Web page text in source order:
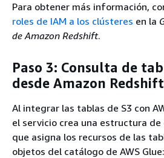
Para obtener más información,
roles de IAM a los clústeres en la
de Amazon Redshift.
Paso 3: Consulta de
desde Amazon Redshift
Al integrar las tablas de S3 con
el servicio crea una estructura
que asigna los recursos de las
objetos del catálogo de AWS Glue: